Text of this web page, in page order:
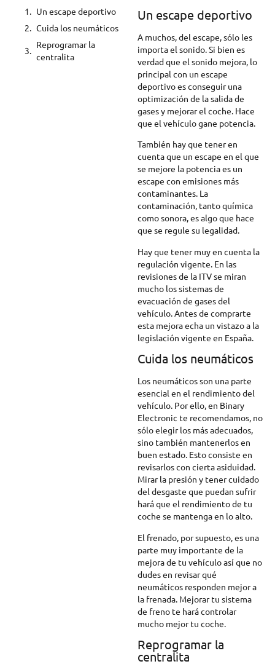
Un escape deportivo
A muchos, del escape, sólo les
importa el sonido. Si bien es
verdad que el sonido mejora, lo
principal con un escape
deportivo es conseguir una
optimización de la salida de
gases y mejorar el coche. Hace
que el vehículo gane potencia.
También hay que tener en
cuenta que un escape en el que
se mejore la potencia es un
escape con emisiones más
contaminantes. La
contaminación, tanto química
como sonora, es algo que hace
que se regule su legalidad.
Hay que tener muy en cuenta la
regulación vigente. En las
revisiones de la ITV se miran
mucho los sistemas de
evacuación de gases del
vehículo. Antes de comprarte
esta mejora echa un vistazo a la
legislación vigente en España.
Cuida los neumáticos
Los neumáticos son una parte
esencial en el rendimiento del
vehículo. Por ello, en Binary
Electronic te recomendamos, no
sólo elegir los más adecuados,
sino también mantenerlos en
buen estado. Esto consiste en
revisarlos con cierta asiduidad.
Mirar la presión y tener cuidado
del desgaste que puedan sufrir
hará que el rendimiento de tu
coche se mantenga en lo alto.
El frenado, por supuesto, es una
parte muy importante de la
mejora de tu vehículo así que no
dudes en revisar qué
neumáticos responden mejor a
la frenada. Mejorar tu sistema
de freno te hará controlar
mucho mejor tu coche.
Reprogramar la
centralita
Un escape deportivo
Cuida los neumáticos
Reprogramar la
centralita